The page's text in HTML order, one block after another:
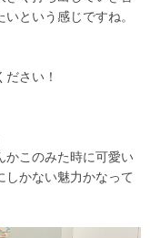
という感じですね。
さい！
かこのみた時に可愛い
しかない魅力かなって